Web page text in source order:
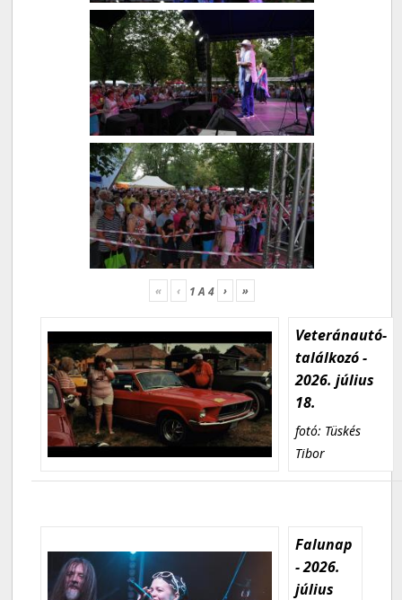
« ‹ 1A 4 › »
Veteránautó-
találkozó -
2026. július
18.
fotó: Tüskés
Tibor
Falunap
- 2026.
július